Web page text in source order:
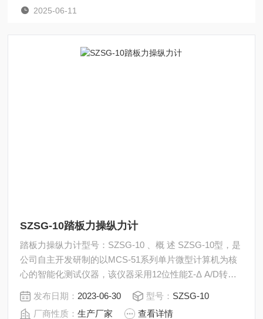
2025-06-11
SZSG-10踏板力操纵力计
踏板力操纵力计型号：SZSG-10 、概 述 SZSG-10型，是
公司自主开发研制的以MCS-51系列单片微型计算机为核
心的智能化测试仪器，该仪器采用12位性能Σ-Δ A/D转换
器件行数模转换，配以点阵式液晶屏作为显示器件，汉字
提示，实时显示测试数据，
发布日期： 2023-06-30 型号： SZSG-10
厂商性质：生产厂家 查看详情